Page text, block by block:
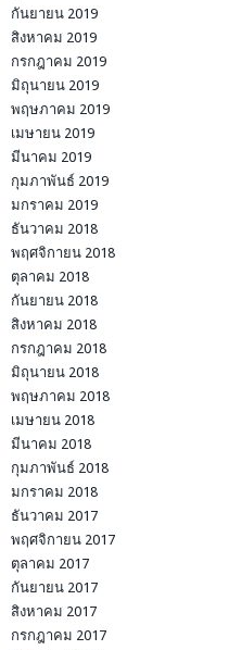
กันยายน 2019
สิงหาคม 2019
กรกฎาคม 2019
มิถุนายน 2019
พฤษภาคม 2019
เมษายน 2019
มีนาคม 2019
กุมภาพันธ์ 2019
มกราคม 2019
ธันวาคม 2018
พฤศจิกายน 2018
ตุลาคม 2018
กันยายน 2018
สิงหาคม 2018
กรกฎาคม 2018
มิถุนายน 2018
พฤษภาคม 2018
เมษายน 2018
มีนาคม 2018
กุมภาพันธ์ 2018
มกราคม 2018
ธันวาคม 2017
พฤศจิกายน 2017
ตุลาคม 2017
กันยายน 2017
สิงหาคม 2017
กรกฎาคม 2017